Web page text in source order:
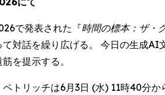
で発表された『時間の標本：ザ・
対話を繰り広げる。 今日の生成
を提示する。
トリッチは6月3日 (水) 11時40分